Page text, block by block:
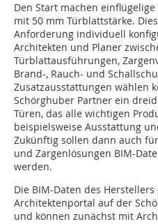
Den Start machen
mit 50 mm Türblattstärke.
Anforderung individuell
Architekten und Planer
Türblattausführungen,
Brand-, Rauch- und
Zusatzausstattungen wählen
Schörghuber Partner ein
Türen, das alle wichtigen
beispielsweise Ausstattung
Zukünftig sollen dann auch
und Zargenlösungen BIM-
werden.
Die BIM-Daten des
Architektenportal auf der
und können zunächst mit